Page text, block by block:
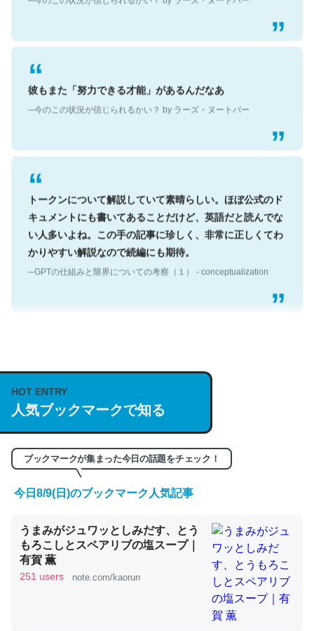
彼もまた「努力できる才能」があるんだなあ
トークンについて解説していて素晴らしい。ほぼ公式のド
キュメントにも書いてあることだけど、英語だと読んでな
い人多いよね。この手の記事に珍しく、非常に正しくてわ
かりやすい解説なので続編にも期待。
説してる記事が少ないので貴重な良記事。/続編来た
https://isobe324649.hatenablog.com/entry/2023/03/27
/064121
─GPTの仕組みと限界についての考察（１） - conceptualization
くらい。小説でいう「ずっと前の伏線」は回収されないけ
ど、短期記憶というには多い分量。進化すればするほど分
かりやすく強くなりそう
─GPTの仕組みと限界についての考察（１） - conceptualization
HOT ENTRY
人気ブックマークで知る
ブックマークが集まった今日の話題をチェック！
今日8/9(日)のブックマーク人気記事
うまみがジュワッとしみだす、とう
もろこしとスペアリブの塩スープ｜
有賀 薫
251 users note.com/kaorun